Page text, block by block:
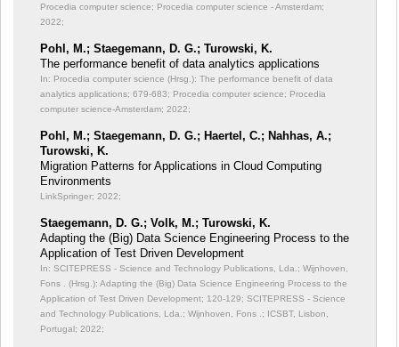
Procedia computer science; Procedia computer science - Amsterdam;
2022;
Pohl, M.; Staegemann, D. G.; Turowski, K.
The performance benefit of data analytics applications
In: Procedia computer science (Hrsg.): The performance benefit of data
analytics applications; 679-683; Procedia computer science; Procedia
computer science-Amsterdam; 2022;
Pohl, M.; Staegemann, D. G.; Haertel, C.; Nahhas, A.;
Turowski, K.
Migration Patterns for Applications in Cloud Computing
Environments
LinkSpringer; 2022;
Staegemann, D. G.; Volk, M.; Turowski, K.
Adapting the (Big) Data Science Engineering Process to the
Application of Test Driven Development
In: SCITEPRESS - Science and Technology Publications, Lda.; Wijnhoven,
Fons . (Hrsg.): Adapting the (Big) Data Science Engineering Process to the
Application of Test Driven Development; 120-129; SCITEPRESS - Science
and Technology Publications, Lda.; Wijnhoven, Fons .; ICSBT, Lisbon,
Portugal; 2022;